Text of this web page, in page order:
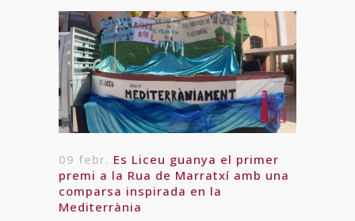
09 febr. Es Liceu guanya el primer
premi a la Rua de Marratxí amb una
comparsa inspirada en la
Mediterrània